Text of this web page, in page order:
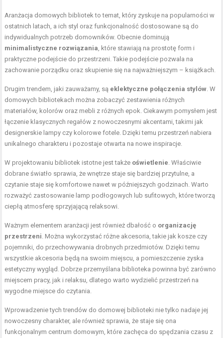
Aranżacja domowych bibliotek to temat, który zyskuje na popularności w
ostatnich latach, a ich styl oraz funkcjonalność dostosowane są do
indywidualnych potrzeb domowników. Obecnie dominują
minimalistyczne rozwiązania , które stawiają na prostotę form i
praktyczne podejście do przestrzeni. Takie podejście pozwala na
zachowanie porządku oraz skupienie się na najważniejszym – książkach.
Drugim trendem, jaki zauważamy, są eklektyczne połączenia stylów . W
domowych bibliotekach można zobaczyć zestawienia różnych
materiałów, kolorów oraz mebli z różnych epok. Ciekawym pomysłem jest
łączenie klasycznych regałów z nowoczesnymi akcentami, takimi jak
designerskie lampy czy kolorowe fotele. Dzięki temu przestrzeń nabiera
unikalnego charakteru i pozostaje otwarta na nowe inspiracje.
W projektowaniu bibliotek istotne jest także oświetlenie . Właściwie
dobrane światło sprawia, że wnętrze staje się bardziej przytulne, a
czytanie staje się komfortowe nawet w późniejszych godzinach. Warto
rozważyć zastosowanie lamp podłogowych lub sufitowych, które tworzą
ciepłą atmosferę sprzyjającą relaksowi.
Ważnym elementem aranżacji jest również dbałość o organizację
przestrzeni . Można wykorzystać różne akcesoria, takie jak kosze czy
pojemniki, do przechowywania drobnych przedmiotów. Dzięki temu
wszystkie akcesoria będą na swoim miejscu, a pomieszczenie zyska
estetyczny wygląd. Dobrze przemyślana biblioteka powinna być zarówno
miejscem pracy, jak i relaksu, dlatego warto wydzielić przestrzeń na
wygodne miejsce do czytania.
Wprowadzenie tych trendów do domowej biblioteki nie tylko nadaje jej
nowoczesny charakter, ale również sprawia, że staje się ona
funkcjonalnym centrum domowym, które zachęca do spędzania czasu z